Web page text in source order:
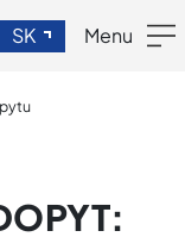
SK Menu